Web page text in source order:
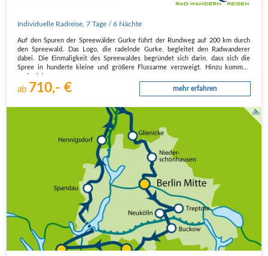
Individuelle Radreise ,7 Tage / 6 Nächte
Auf den Spuren der Spreewälder Gurke führt der Rundweg auf 200 km durch
den Spreewald. Das Logo, die radelnde Gurke, begleitet den Radwanderer
dabei. Die Einmaligkeit des Spreewaldes begründet sich darin, dass sich die
Spree in hunderte kleine und größere Flussarme verzweigt. Hinzu kommen
ab 710,- € mehr erfahren